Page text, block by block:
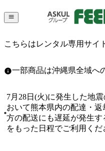
こちらはレンタル専用サイ
一部商品は沖縄県全域へ
7月28日(火)に発生した地
おいて熊本県内の配達・
方の配送にも遅延が発生
をもった日程でご利用くだ